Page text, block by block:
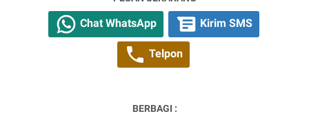
Chat WhatsApp Kirim SMS
Telpon
BERBAGI :